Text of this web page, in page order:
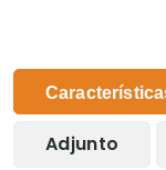
Adjunto